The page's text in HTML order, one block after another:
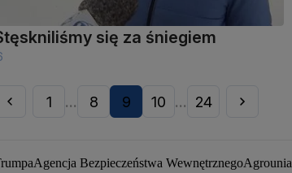
się za śniegiem
1 ... 8 9 10 ... 24
Agencja Bezpieczeństwa WewnętrznegoAgrounia